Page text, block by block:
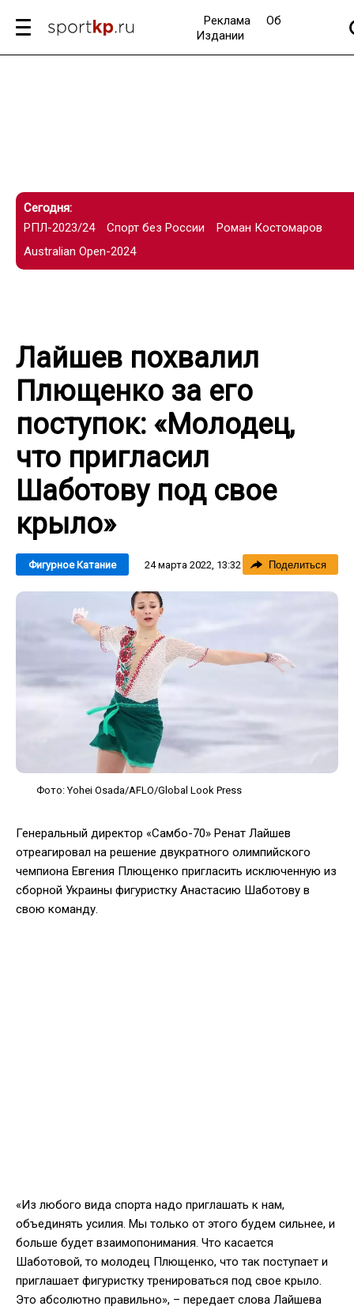
Реклама
Об
Издании
Сегодня:
РПЛ-2023/24
Спорт без России
Роман Костомаров
Australian Open-2024
Лайшев похвалил
Плющенко за его
поступок: «Молодец,
что пригласил
Шаботову под свое
крыло»
Фигурное Катание 24 марта 2022, 13:32 Поделиться
Фото: Yohei Osada/AFLO/Global Look Press
Генеральный директор «Самбо-70» Ренат Лайшев
отреагировал на решение двукратного олимпийского
чемпиона Евгения Плющенко пригласить исключенную из
сборной Украины фигуристку Анастасию Шаботову в
свою команду.
«Из любого вида спорта надо приглашать к нам,
объединять усилия. Мы только от этого будем сильнее, и
больше будет взаимопонимания. Что касается
Шаботовой, то молодец Плющенко, что так поступает и
приглашает фигуристку тренироваться под свое крыло.
Это абсолютно правильно», – передает слова Лайшева